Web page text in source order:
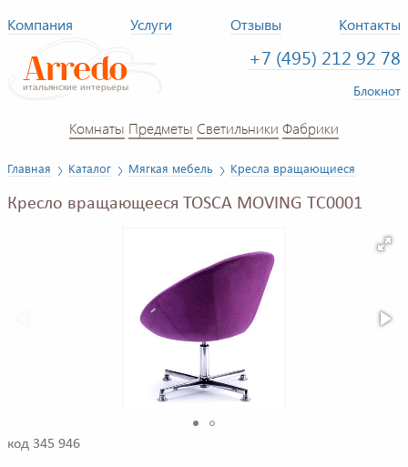
Компания Услуги Отзывы Контакты
+7 (495) 212 92 78
Блокнот
Комнаты Предметы Светильники Фабрики
Главная Каталог Мягкая мебель Кресла вращающиеся
Кресло вращающееся TOSCA MOVING TC0001
код 345 946